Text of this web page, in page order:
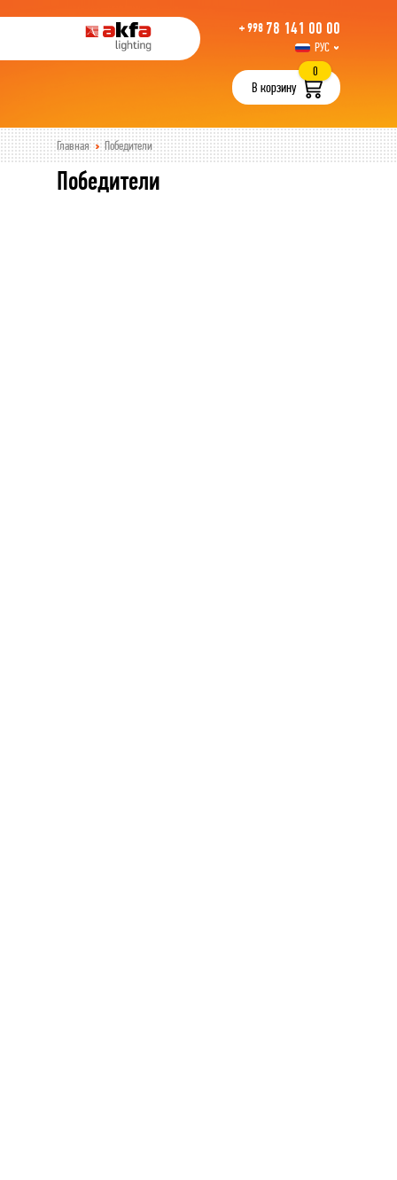
+ 998 78 141 00 00
РУС
UZB
В корзину
0
Главная Победители
Победители